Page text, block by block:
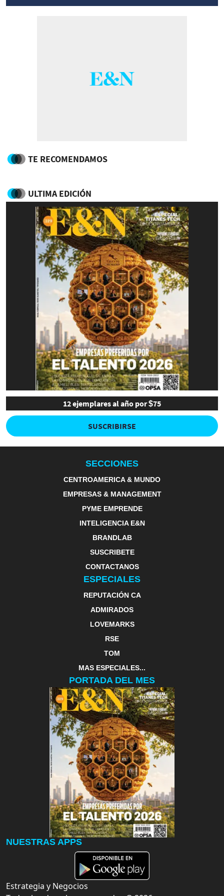
TE RECOMENDAMOS
ULTIMA EDICIÓN
12 ejemplares al año por $75
SUSCRIBIRSE
SECCIONES
CENTROAMERICA & MUNDO
EMPRESAS & MANAGEMENT
PYME EMPRENDE
INTELIGENCIA E&N
BRANDLAB
SUSCRIBETE
CONTACTANOS
ESPECIALES
REPUTACIÓN CA
ADMIRADOS
LOVEMARKS
RSE
TOM
MAS ESPECIALES...
PORTADA DEL MES
NUESTRAS APPS
Estrategia y Negocios